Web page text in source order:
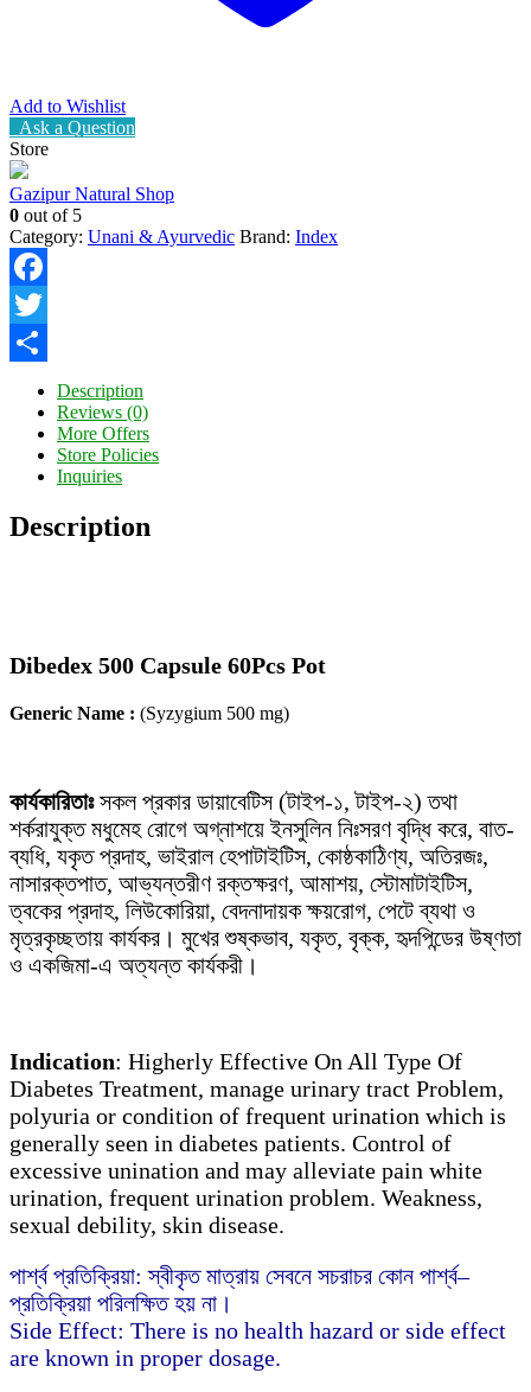
Add to Wishlist
Ask a Question
Store
Gazipur Natural Shop
0 out of 5
Category: Unani & Ayurvedic Brand: Index
Facebook
Twitter
Description
Reviews (0)
More Offers
Store Policies
Inquiries
Description
Dibedex 500 Capsule 60Pcs Pot
Generic Name : (Syzygium 500 mg)
কার্যকারিতাঃসকল প্রকার ডায়াবেটিস (টাইপ-১, টাইপ-২) তথা
শর্করাযুক্ত মধুমেহ রোগে অগ্নাশয়ে ইনসুলিন নিঃসরণ বৃদ্ধি করে, বাত-
ব্যধি, যকৃত প্রদাহ, ভাইরাল হেপাটাইটিস, কোষ্ঠকাঠিণ্য, অতিরজঃ,
নাসারক্তপাত, আভ্যন্তরীণ রক্তক্ষরণ, আমাশয়, স্টোমাটাইটিস,
ত্বকের প্রদাহ, লিউকোরিয়া, বেদনাদায়ক ক্ষয়রোগ, পেটে ব্যথা ও
মৃত্রকৃচ্ছতায় কার্যকর। মুখের শুষ্কভাব, যকৃত, বৃক্ক, হৃদপিন্ডের উষ্ণতা
ও একজিমা-এ অত্যন্ত কার্যকরী।
Indication: Higherly Effective On All Type Of
Diabetes Treatment, manage urinary tract Problem,
polyuria or condition of frequent urination which is
generally seen in diabetes patients. Control of
excessive unination and may alleviate pain white
urination, frequent urination problem. Weakness,
sexual debility, skin disease.
পার্শ্ব প্রতিক্রিয়া: স্বীকৃত মাত্রায় সেবনে সচরাচর কোন পার্শ্ব–
প্রতিক্রিয়া পরিলক্ষিত হয় না।
Side Effect: There is no health hazard or side effect
are known in proper dosage.